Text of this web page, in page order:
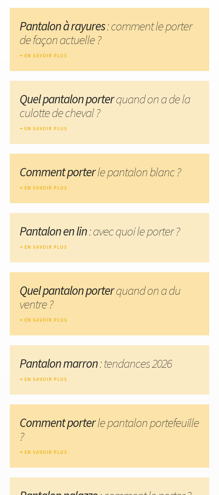
Pantalon à rayures: comment le porter
de façon actuelle ?
EN SAVOIR PLUS
Quel pantalon porterquand on a de la
culotte de cheval ?
EN SAVOIR PLUS
Comment porterle pantalon blanc ?
EN SAVOIR PLUS
Pantalon en lin: avec quoi le porter ?
EN SAVOIR PLUS
Quel pantalon porterquand on a du
ventre ?
EN SAVOIR PLUS
Pantalon marron: tendances 2026
EN SAVOIR PLUS
Comment porterle pantalon portefeuille
?
EN SAVOIR PLUS